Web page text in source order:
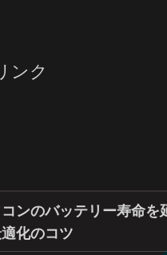
ンク
ンのバッテリー寿命を
化のコツ